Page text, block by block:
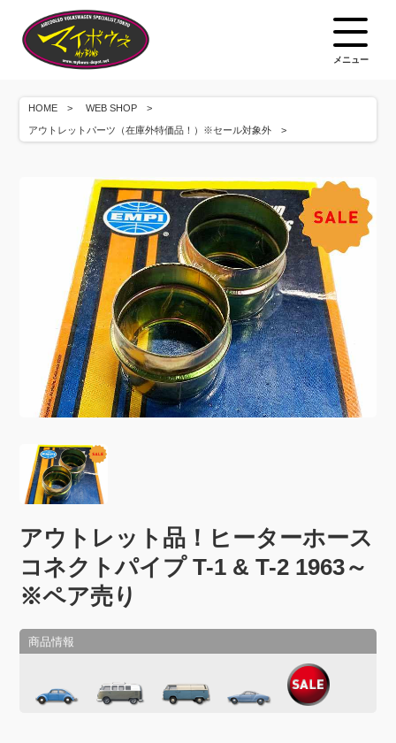
メニュー
HOME WEB SHOP
アウトレットパーツ（在庫外特価品！）※セール対象外
アウトレット品！ヒーターホース
コネクトパイプ T-1 & T-2 1963～
※ペア売り